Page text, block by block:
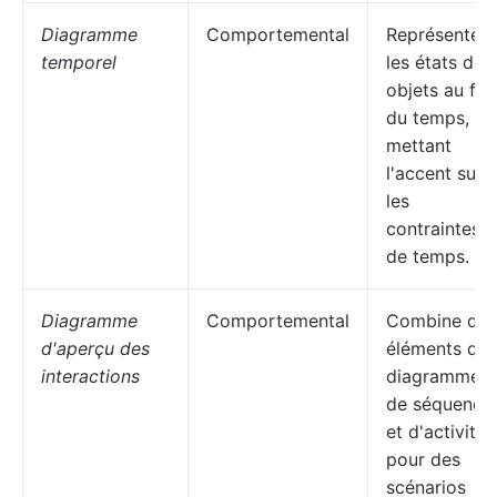
Diagramme
temporel
Comportemental
Représente
les états des
objets au fil
du temps, en
mettant
l'accent sur
les
contraintes
de temps.
Diagramme
d'aperçu des
interactions
Comportemental
Combine des
éléments de
diagrammes
de séquence
et d'activité
pour des
scénarios